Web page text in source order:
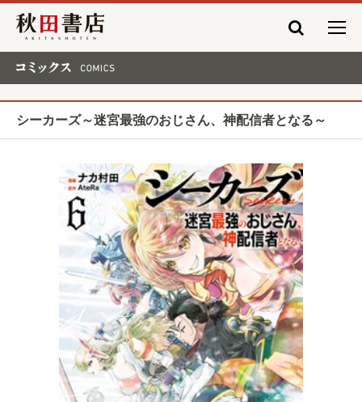
秋田書店
シーカーズ～迷宮最強のおじさん、神配信者となる～